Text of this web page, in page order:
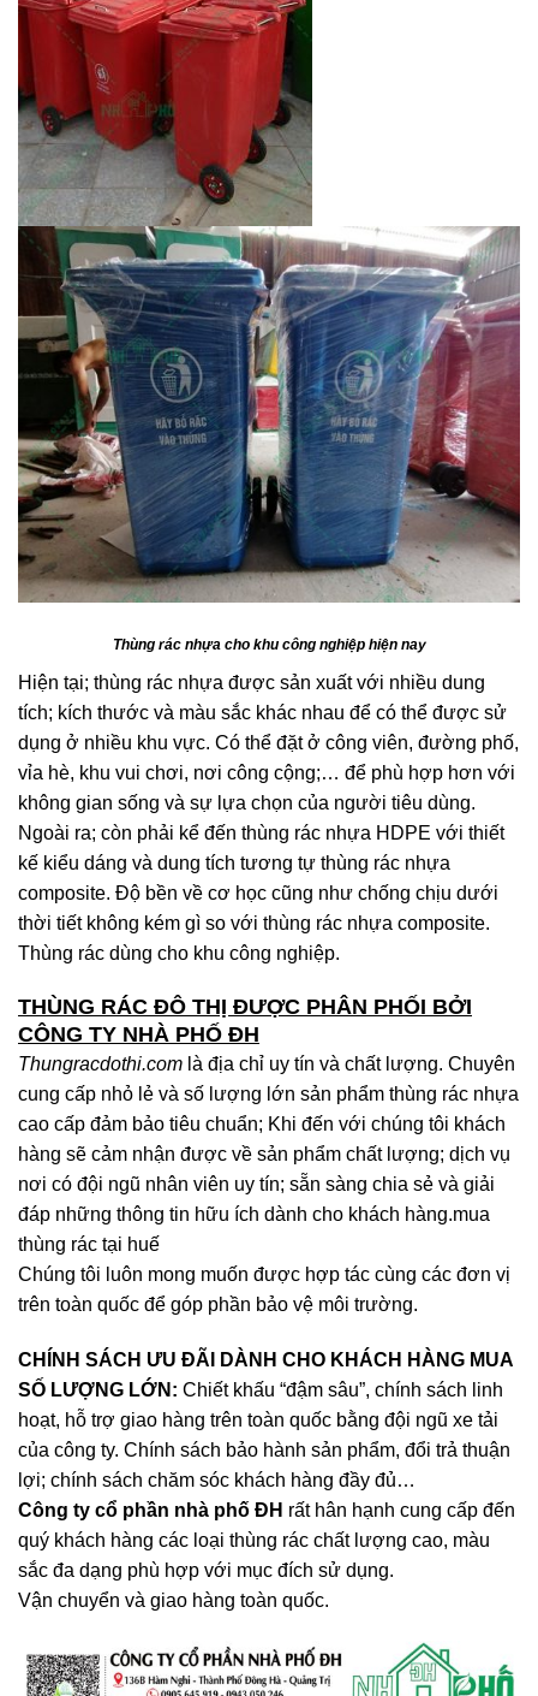
Thùng rác nhựa cho khu công nghiệp hiện nay
Hiện tại; thùng rác nhựa được sản xuất với nhiều dung
tích; kích thước và màu sắc khác nhau để có thể được sử
dụng ở nhiều khu vực. Có thể đặt ở công viên, đường phố,
vỉa hè, khu vui chơi, nơi công cộng;… để phù hợp hơn với
không gian sống và sự lựa chọn của người tiêu dùng.
Ngoài ra; còn phải kể đến thùng rác nhựa HDPE với thiết
kế kiểu dáng và dung tích tương tự thùng rác nhựa
composite. Độ bền về cơ học cũng như chống chịu dưới
thời tiết không kém gì so với thùng rác nhựa composite.
Thùng rác dùng cho khu công nghiệp.
THÙNG RÁC ĐÔ THỊ ĐƯỢC PHÂN PHỐI BỞI
CÔNG TY NHÀ PHỐ ĐH
Thungracdothi.com là địa chỉ uy tín và chất lượng. Chuyên
cung cấp nhỏ lẻ và số lượng lớn sản phẩm thùng rác nhựa
cao cấp đảm bảo tiêu chuẩn; Khi đến với chúng tôi khách
hàng sẽ cảm nhận được về sản phẩm chất lượng; dịch vụ
nơi có đội ngũ nhân viên uy tín; sẵn sàng chia sẻ và giải
đáp những thông tin hữu ích dành cho khách hàng.mua
thùng rác tại huế
Chúng tôi luôn mong muốn được hợp tác cùng các đơn vị
trên toàn quốc để góp phần bảo vệ môi trường.
CHÍNH SÁCH ƯU ĐÃI DÀNH CHO KHÁCH HÀNG MUA
SỐ LƯỢNG LỚN: Chiết khấu “đậm sâu”, chính sách linh
hoạt, hỗ trợ giao hàng trên toàn quốc bằng đội ngũ xe tải
của công ty. Chính sách bảo hành sản phẩm, đổi trả thuận
lợi; chính sách chăm sóc khách hàng đầy đủ…
Công ty cổ phần nhà phố ĐH rất hân hạnh cung cấp đến
quý khách hàng các loại thùng rác chất lượng cao, màu
sắc đa dạng phù hợp với mục đích sử dụng.
Vận chuyển và giao hàng toàn quốc.